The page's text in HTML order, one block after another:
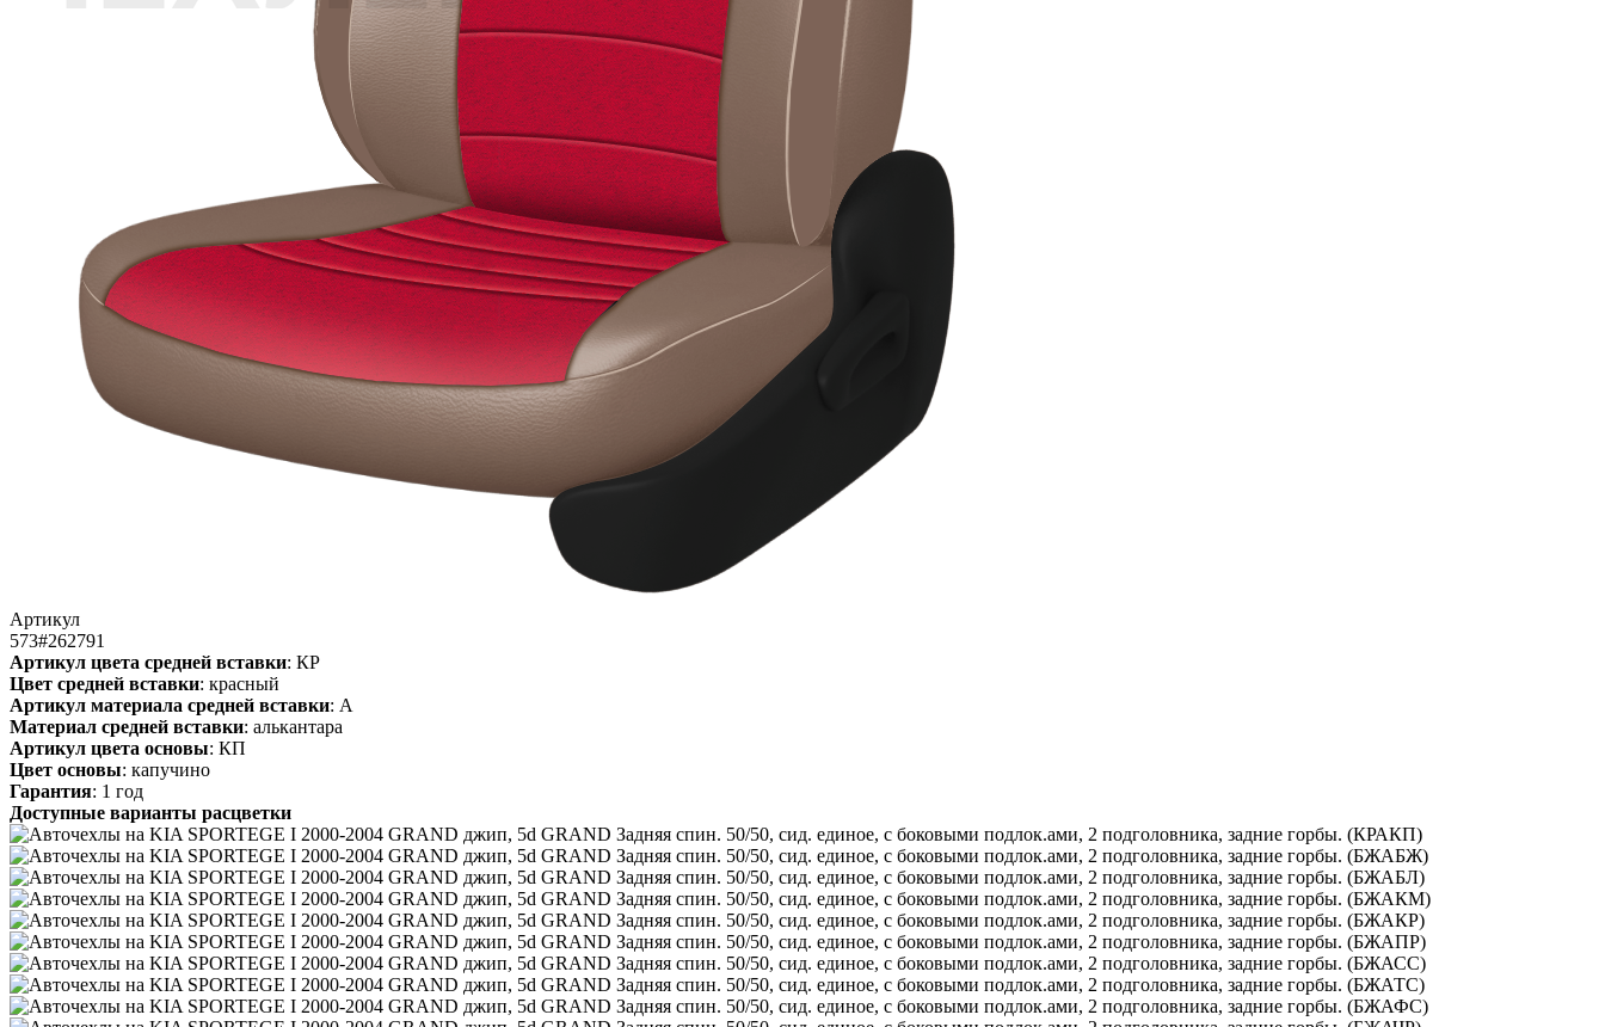
Артикул
573#262791
Артикул цвета средней вставки: КР
Цвет средней вставки: красный
Артикул материала средней вставки: А
Материал средней вставки: алькантара
Артикул цвета основы: КП
Цвет основы: капучино
Гарантия: 1 год
Доступные варианты расцветки